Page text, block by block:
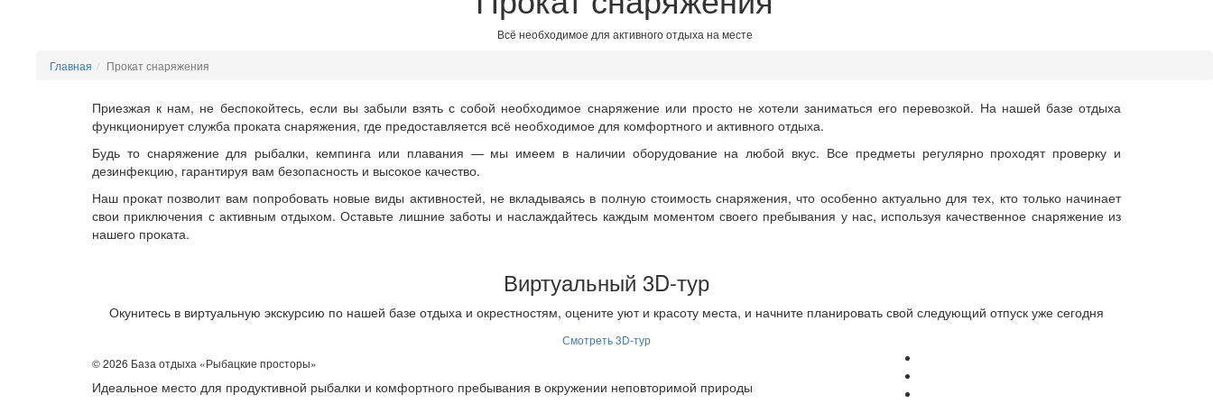
Всё необходимое для активного отдыха на месте
Главная Прокат снаряжения
Приезжая к нам, не беспокойтесь, если вы забыли взять с собой необходимое снаряжение или просто не хотели заниматься его перевозкой. На нашей базе отдыха
функционирует служба проката снаряжения, где предоставляется всё необходимое для комфортного и активного отдыха.
Будь то снаряжение для рыбалки, кемпинга или плавания — мы имеем в наличии оборудование на любой вкус. Все предметы регулярно проходят проверку и
дезинфекцию, гарантируя вам безопасность и высокое качество.
Наш прокат позволит вам попробовать новые виды активностей, не вкладываясь в полную стоимость снаряжения, что особенно актуально для тех, кто только начинает
свои приключения с активным отдыхом. Оставьте лишние заботы и наслаждайтесь каждым моментом своего пребывания у нас, используя качественное снаряжение из
нашего проката.
Виртуальный 3D-тур
Окунитесь в виртуальную экскурсию по нашей базе отдыха и окрестностям, оцените уют и красоту места, и начните планировать свой следующий отпуск уже сегодня
Смотреть 3D-тур
©2026 База отдыха «Рыбацкие просторы»
Идеальное место для продуктивной рыбалки и комфортного пребывания в окружении неповторимой природы